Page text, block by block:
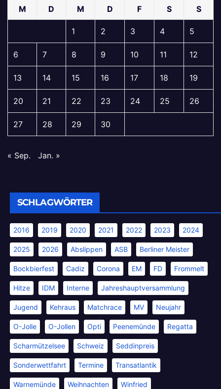
M D M D F S S
1 2 3 4 5
6 7 8 9 10 11 12
13 14 15 16 17 18 19
20 21 22 23 24 25 26
27 28 29 30
« Sep. Jan. »
SCHLAGWÖRTER
2016 2019 2020 2021 2022 2023 2024
2025 2026 Abslippen ASB Berliner Meister
Bockbierfest Cadiz Corona EM FD Frommelt
Hitze IDM Interne Jahreshauptversammlung
Jugend Kehraus Matchrace MV Neujahr
O-Jolle O-Jollen Opti Peenemünde Regatta
Scharmützelsee Schweiz Seddinpreis
Sonderwettfahrt Termine Transatlantik
Warnemünde Weihnachten Winfried